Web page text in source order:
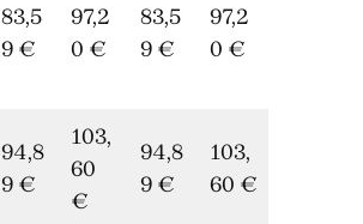
83,5
9 €
97,2
0 €
83,5
9 €
97,2
0 €
94,8
9 €
103,
60
€
94,8
9 €
103,
60 €